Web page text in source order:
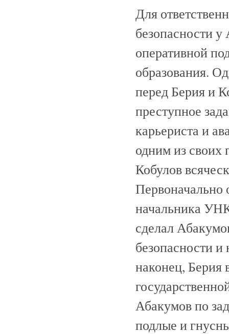
Для
безопасности
оперативной
образования.
перед Берия и
преступное
карьериста и
одним из своих
Кобулов
Первоначально
начальника
сделал
безопасности
наконец, Берия
Абакумов по
подлые и